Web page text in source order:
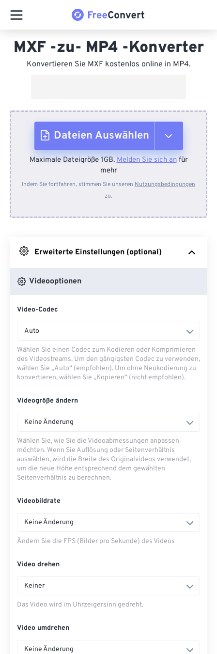
MXF -zu- MP4 -Konverter
Konvertieren Sie MXF kostenlos online in MP4.
Dateien Auswählen
Vom Gerät
Von Dropbox
Maximale Dateigröße 1GB.Melden Sie sich anfür
mehr
Indem Sie fortfahren, stimmen Sie unseren Nutzungsbedingungen
zu.
Erweiterte Einstellungen (optional)
Videooptionen
Video-Codec
Auto
Wählen Sie einen Codec zum Kodieren oder Komprimieren
des Videostreams. Um den gängigsten Codec zu verwenden,
wählen Sie „Auto“ (empfohlen). Um ohne Neukodierung zu
konvertieren, wählen Sie „Kopieren“ (nicht empfohlen).
Videogröße ändern
Keine Änderung
Wählen Sie, wie Sie die Videoabmessungen anpassen
möchten. Wenn Sie Auflösung oder Seitenverhältnis
auswählen, wird die Breite des Originalvideos verwendet,
um die neue Höhe entsprechend dem gewählten
Seitenverhältnis zu berechnen.
Videobildrate
Keine Änderung
Ändern Sie die FPS (Bilder pro Sekunde) des Videos
Video drehen
Keiner
Das Video wird im Uhrzeigersinn gedreht.
Video umdrehen
Keine Änderung